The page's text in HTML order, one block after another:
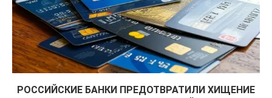
РОССИЙСКИЕ БАНКИ ПРЕДОТВРАТИЛИ ХИЩЕНИЕ